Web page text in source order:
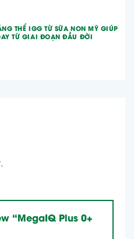
THỂ IGG TỪ SỮA NON MỸ GIÚP
TỪ GIAI ĐOẠN ĐẦU ĐỜI
“MegaIQ Plus 0+